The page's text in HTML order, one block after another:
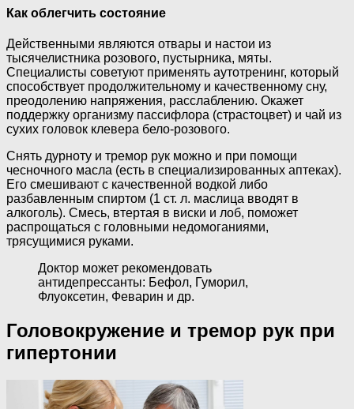
Как облегчить состояние
Действенными являются отвары и настои из
тысячелистника розового, пустырника, мяты.
Специалисты советуют применять аутотренинг, который
способствует продолжительному и качественному сну,
преодолению напряжения, расслаблению. Окажет
поддержку организму пассифлора (страстоцвет) и чай из
сухих головок клевера бело-розового.
Снять дурноту и тремор рук можно и при помощи
чесночного масла (есть в специализированных аптеках).
Его смешивают с качественной водкой либо
разбавленным спиртом (1 ст. л. маслица вводят в
алкоголь). Смесь, втертая в виски и лоб, поможет
распрощаться с головными недомоганиями,
трясущимися руками.
Доктор может рекомендовать
антидепрессанты: Бефол, Гуморил,
Флуоксетин, Феварин и др.
Головокружение и тремор рук при
гипертонии